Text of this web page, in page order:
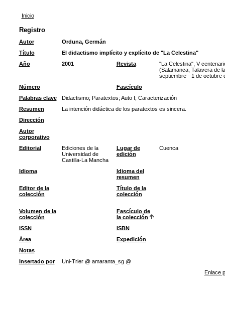
Inicio
Registro
Autor
Orduna, Germán
Título
El didactismo implícito y explícito de "La Celestina"
Año
2001 Revista
"La Celestina", V
(Salamanca, Talavera de
septiembre - 1 de octubre
Número
Fascículo
Palabras clave
Didactismo; Paratextos; Auto I; Caracterización
Resumen
La intención didáctica de los paratextos es sincera.
Dirección
Autor
corporativo
Editorial
Ediciones de la
Universidad de
Castilla-La Mancha
Lugar de
edición
Cuenca
Idioma
Idioma del
resumen
Editor de la
colección
Título de la
colección
Volumen de la
colección
Fascículo de
la colección
ISSN
ISBN
Área
Expedición
Notas
Insertado por
Uni-Trier @ amaranta_sg @
Enlace